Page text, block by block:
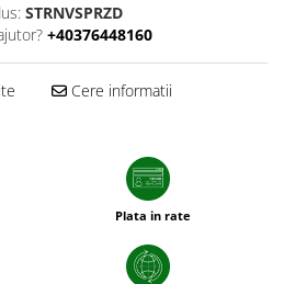
STRNVSPRZD
+40376448160
Cere informatii
Plata in rate